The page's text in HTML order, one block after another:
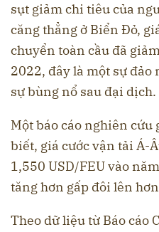
sụt giảm chi tiêu của
căng thẳng ở Biển Đỏ,
chuyển toàn cầu đã
2022, đây là một sự đảo
sự bùng nổ sau đại dịch.
Một báo cáo nghiên cứu
biết, giá cước vận tải Á-
1,550 USD/FEU vào
tăng hơn gấp đôi lên
Theo dữ liệu từ Báo cáo